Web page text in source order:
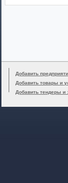
Добавить
Добавить товары и
Добавить тендеры и